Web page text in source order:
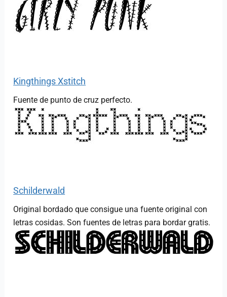
Kingthings Xstitch
Fuente de punto de cruz perfecto.
Schilderwald
Original bordado que consigue una fuente original con
letras cosidas. Son fuentes de letras para bordar gratis.